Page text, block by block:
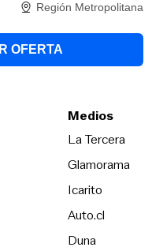
Medios
La Tercera
Glamorama
Icarito
Auto.cl
DunaOpens in